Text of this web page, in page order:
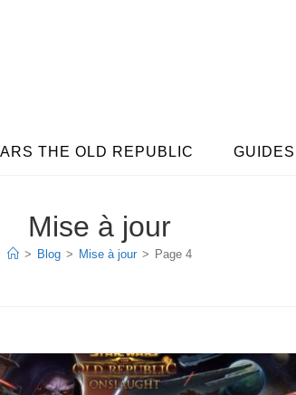
THE OLD REPUBLIC GUIDES
Mise à jour
> Blog > Mise à jour > Page 4